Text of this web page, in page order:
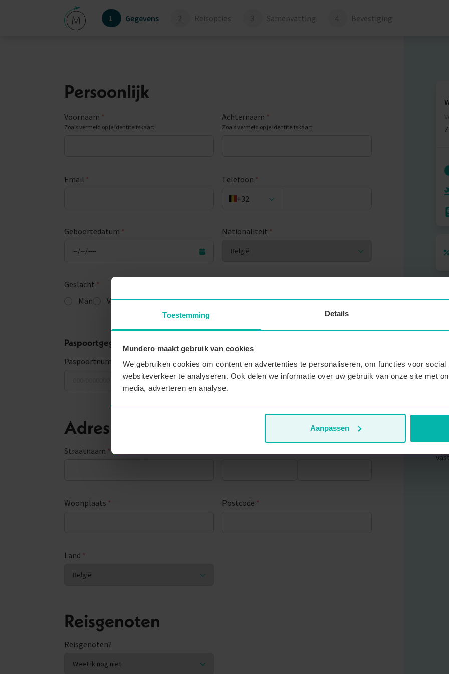
Toestemming Details
Mundero maakt gebruik van cookies
We gebruiken cookies om content en advertenties te personaliseren, om functies voor social
websiteverkeer te analyseren. Ook delen we informatie over uw gebruik van onze site met
media, adverteren en analyse.
Aanpassen
1 Gegevens 2 Reisopties 3 Samenvatting 4 Bevestiging
Persoonlijk
Voornaam *
Zoals vermeld op je identiteitskaart
Achternaam *
Zoals vermeld op je identiteitskaart
Email * Telefoon *
+32
Geboortedatum * Nationaliteit *
Geslacht *
Man
Vrouw Overig
Paspoortgegevens
Paspoortnummer
Paspoort vervaldatum
Adres
Straatnaam *
Woonplaats * Postcode *
Land *
Reisgenoten
Reisgenoten?